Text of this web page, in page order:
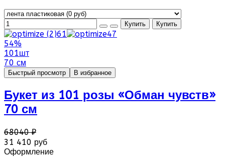
54%
101шт
70 см
Быстрый просмотр В избранное
Букет из 101 розы «Обман чувств»
70 см
68040 ₽
31 410 руб
Оформление